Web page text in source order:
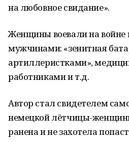
на любовное свидание».
Женщины воевали на войне
мужчинами: «зенитная
артиллеристками»,
работниками и т.д.
Автор стал свидетелем
немецкой лётчицы-
ранена и не захотела